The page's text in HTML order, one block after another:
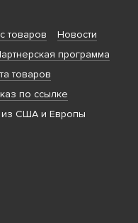
товаров
Новости
программа
товаров
по ссылке
из США и Европы